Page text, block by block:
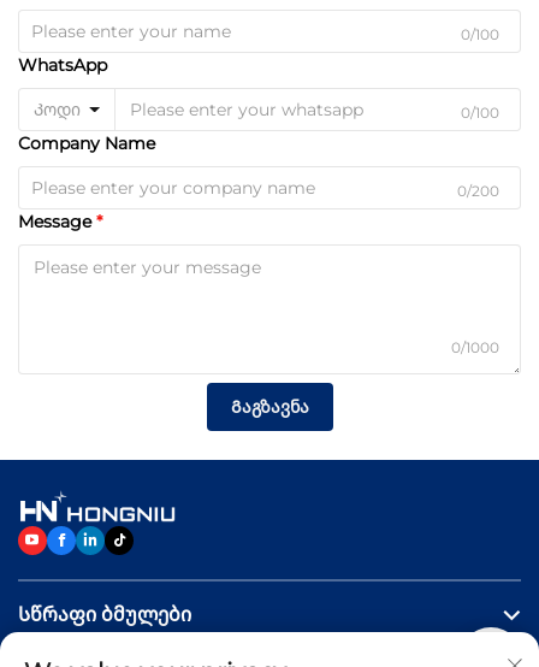
0/100
WhatsApp
Კოდი 0/100
Company Name
0/200
Message
0/1000
Გაგზავნა
Სწრაფი ბმულები